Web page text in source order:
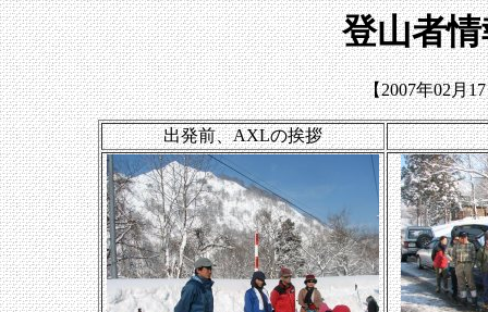
登山者
【2007年02月
出発前、AXLの挨拶